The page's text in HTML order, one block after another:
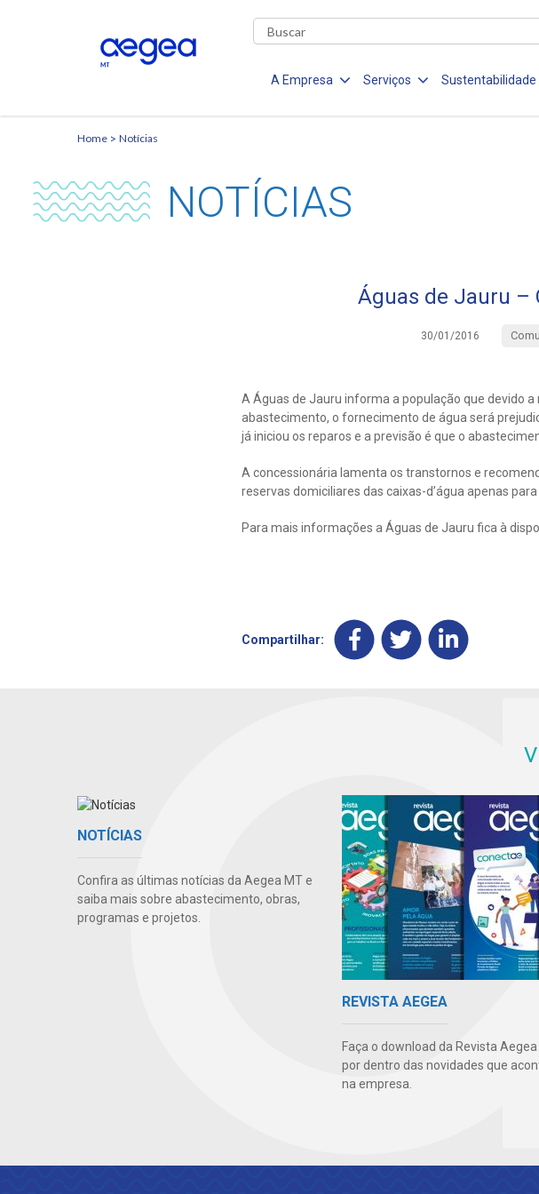
A Empresa Serviços Sustentabilidade
Home Notícias
NOTÍCIAS
Águas de Jauru –
30/01/2016
A Águas de Jauru informa a população que devido
abastecimento, o fornecimento de água será
já iniciou os reparos e a previsão é que o
A concessionária lamenta os transtornos e
reservas domiciliares das caixas-d’água apenas
Para mais informações a Águas de Jauru fica à
Compartilhar:
NOTÍCIAS
Confira as últimas notícias da Aegea MT e
saiba mais sobre abastecimento, obras,
programas e projetos.
REVISTA AEGEA
Faça o download da Revista
por dentro das novidades que
na empresa.